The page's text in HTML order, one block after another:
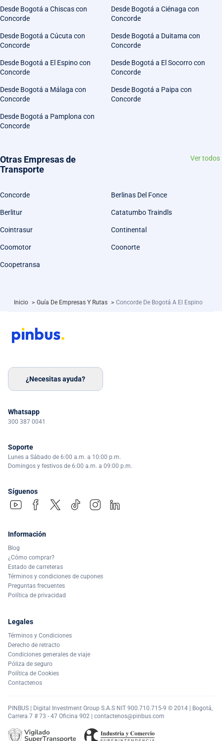
Desde Bogotá a Chiscas con
Concorde
Desde Bogotá a Ciénaga con
Concorde
Desde Bogotá a Cúcuta con
Concorde
Desde Bogotá a Duitama con
Concorde
Desde Bogotá a El Espino con
Concorde
Desde Bogotá a El Socorro con
Concorde
Desde Bogotá a Málaga con
Concorde
Desde Bogotá a Paipa con
Concorde
Desde Bogotá a Pamplona con
Concorde
Otras Empresas de
Transporte
Ver todos
Concorde Berlinas Del Fonce
Berlitur Catatumbo Traindls
Cointrasur Continental
Coomotor Coonorte
Coopetransa
Inicio > Guía De Empresas Y Rutas > Concorde De Bogotá A El Espino
¿Necesitas ayuda?
Whatsapp
300 387 0041
Soporte
Lunes a Sábado de 6:00 a.m. a 10:00 p.m.
Domingos y festivos de 6:00 a.m. a 09:00 p.m.
Síguenos
Información
Blog
¿Cómo comprar?
Estado de carreteras
Términos y condiciones de cupones
Preguntas frecuentes
Política de privacidad
Legales
Términos y Condiciones
Derecho de retracto
Condiciones generales de viaje
Póliza de seguro
Política de Cookies
Contactenos
PINBUS | Digital Investment Group S.A.S NIT 900.710.715-9 © 2014 | Bogotá,
Carrera 7 # 73 - 47 Oficina 902 | contactenos@pinbus.com